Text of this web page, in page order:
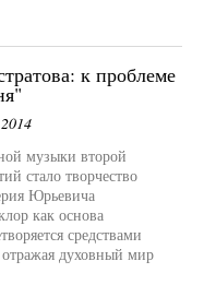
к проблеме
музыки второй
стало творчество
Юрьевича
как основа
средствами
духовный мир